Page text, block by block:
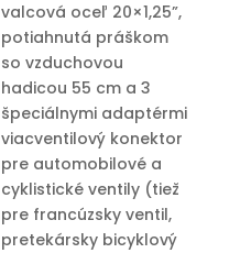
valcová oceľ 20×1,25”,
potiahnutá práškom
so vzduchovou
hadicou 55 cm a 3
špeciálnymi adaptérmi
viacventilový konektor
pre automobilové a
cyklistické ventily (tiež
pre francúzsky ventil,
pretekársky bicyklový